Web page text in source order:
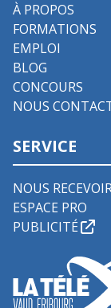
À PROPOS
FORMATIONS
EMPLOI
BLOG
CONCOURS
NOUS
SERVICE
NOUS
ESPACE PRO
PUBLICITÉ